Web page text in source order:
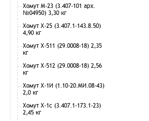
Хомут М-23 (3.407-101 арх.
№04950) 3,30 кг
Хомут Х-25 (3.407.1-143.8.50)
4,90 кг
Хомут Х-511 (29.0008-18) 2,35
кг
Хомут Х-512 (29.0008-18) 2,56
кг
Хомут Х-1И (1.10-20.МИ.08-43)
2,0 кг
Хомут Х-1с (3.407.1-173.1-23)
2,45 кг